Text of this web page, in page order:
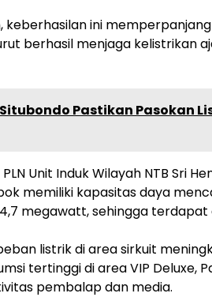
keberhasilan ini
berhasil menjaga kelistrikan
Situbondo Pastikan Pasokan
Unit Induk Wilayah NTB Sri
memiliki kapasitas daya
megawatt, sehingga
listrik di area sirkuit
tertinggi di area VIP Deluxe,
pembalap dan media.